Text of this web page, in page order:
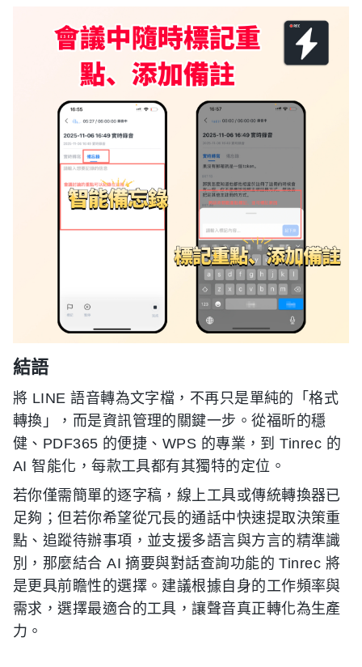
結語
將 LINE 語音轉為文字檔，不再只是單純的「格式
轉換」，而是資訊管理的關鍵一步。從福昕的穩
健、PDF365 的便捷、WPS 的專業，到 Tinrec 的
AI 智能化，每款工具都有其獨特的定位。
若你僅需簡單的逐字稿，線上工具或傳統轉換器已
足夠；但若你希望從冗長的通話中快速提取決策重
點、追蹤待辦事項，並支援多語言與方言的精準識
別，那麼結合 AI 摘要與對話查詢功能的 Tinrec 將
是更具前瞻性的選擇。建議根據自身的工作頻率與
需求，選擇最適合的工具，讓聲音真正轉化為生產
力。